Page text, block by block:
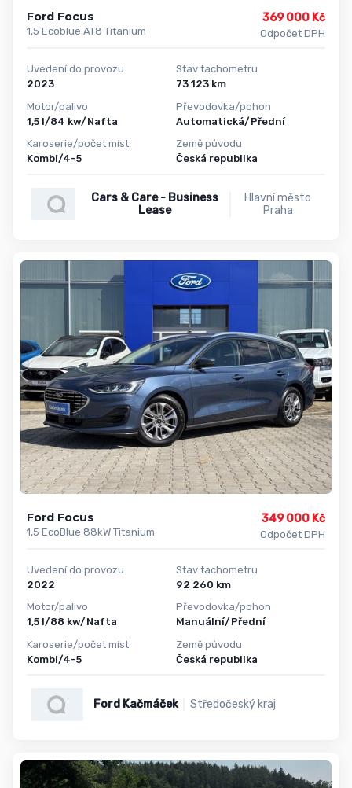
Ford Focus
1,5 Ecoblue AT8 Titanium
369 000 Kč
Odpočet DPH
Uvedení do provozu
2023
Motor/palivo
1,5 l/84 kw/Nafta
Karoserie/počet míst
Kombi/4-5
Stav tachometru
73 123 km
Převodovka/pohon
Automatická/Přední
Země původu
Česká republika
Cars & Care - Business
Lease
Hlavní město
Praha
Ford Focus
1,5 EcoBlue 88kW Titanium
349 000 Kč
Odpočet DPH
Uvedení do provozu
2022
Motor/palivo
1,5 l/88 kw/Nafta
Karoserie/počet míst
Kombi/4-5
Stav tachometru
92 260 km
Převodovka/pohon
Manuální/Přední
Země původu
Česká republika
Ford Kačmáček Středočeský kraj